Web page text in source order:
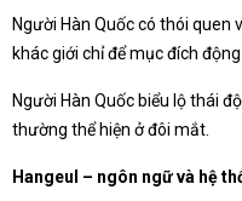
Người Hàn Quốc có thói quen
khác giới chỉ để mục đích động
Người Hàn Quốc biểu lộ thái
thường thể hiện ở đôi mắt.
Hangeul – ngôn ngữ và hệ